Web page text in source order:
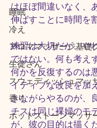
睡眠
冷え
アロママッサージ基礎
生徒さん
スウェディッシュマッ
香り
ホットストーンマッサ
はほぼ間違いなく、
伸ばすことに時間を
練習は大切だが、や
ではない。何も考え
何かを反復するのは
イティブな改良を加
きながらやるのが、
チスは同じ裸婦のモ
が、彼の目的は描く